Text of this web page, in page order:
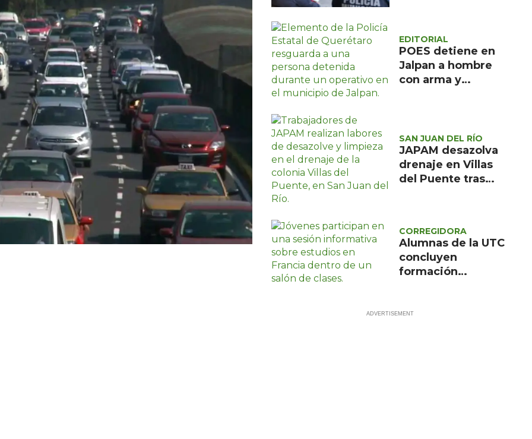
EDITORIAL
POES detiene en
Jalpan a hombre
con arma y
SAN JUAN DEL RÍO
JAPAM desazolva
drenaje en Villas
del Puente tras
CORREGIDORA
Alumnas de la UTC
concluyen
formación